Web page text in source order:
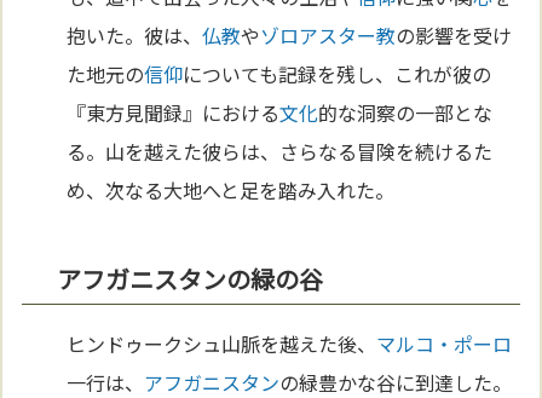
抱いた。彼は、仏教やゾロアスター教の影響を受け
た地元の信仰についても記録を残し、これが彼の
『東方見聞録』における文化的な洞察の一部とな
る。山を越えた彼らは、さらなる冒険を続けるた
め、次なる大地へと足を踏み入れた。
アフガニスタンの緑の谷
ヒンドゥークシュ山脈を越えた後、 マルコ・ポーロ
一行は、 アフガニスタンの緑豊かな谷に到達した。